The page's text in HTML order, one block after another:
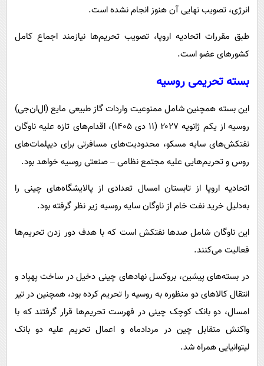
انرژی، تصویب نهایی آن هنوز انجام نشده است.
طبق مقررات اتحادیه اروپا، تصویب تحریم‌ها نیازمند اجماع کامل
کشورهای عضو است.
بسته تحریمی روسیه
این بسته همچنین شامل ممنوعیت واردات گاز طبیعی مایع (ال‌ان‌جی)
روسیه از یکم ژانویه ۲۰۲۷ (۱۱ دی ۱۴۰۵)، اقدام‌های تازه علیه ناوگان
نفتکش‌های سایه مسکو، محدودیت‌های مسافرتی برای دیپلمات‌های
روس و تحریم‌هایی علیه مجتمع نظامی – صنعتی روسیه خواهد بود.
اتحادیه اروپا از تابستان امسال تعدادی از پالایشگاه‌های چینی را
به‌دلیل خرید نفت خام از ناوگان سایه روسیه زیر نظر گرفته بود.
این ناوگان شامل صدها نفتکش است که با هدف دور زدن تحریم‌ها
فعالیت می‌کنند.
در بسته‌های پیشین، بروکسل نهادهای چینی دخیل در ساخت پهپاد و
انتقال کالاهای دو منظوره به روسیه را تحریم کرده بود، همچنین در تیر
امسال، دو بانک کوچک چینی در فهرست تحریم‌ها قرار گرفتند که با
واکنش متقابل چین در مردادماه و اعمال تحریم علیه دو بانک
لیتوانیایی همراه شد.